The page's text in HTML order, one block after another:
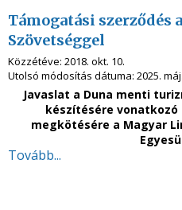
Támogatási szerződés
Szövetséggel
Közzétéve: 2018. okt. 10.
Utolsó módosítás dátuma: 2025.
Javaslat a Duna menti
készítésére
megkötésére a Magyar
Tovább...